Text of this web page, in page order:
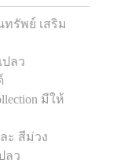
รัพย์ เสริม
ปลว
มีให้
ะ สีม่วง
ลว